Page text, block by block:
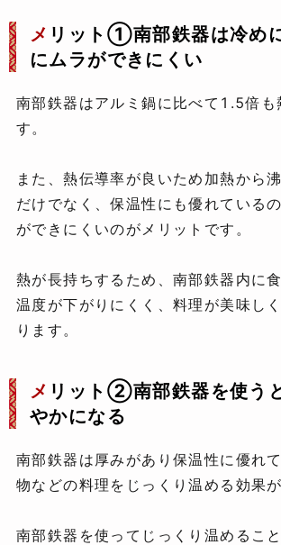
メ リット①南部鉄器は冷め
にムラができにくい
南部鉄器はアルミ鍋に比べて1.5倍も
す。
また、熱伝導率が良いため加熱から
だけでなく、保温性にも優れている
ができにくいのがメリットです。
熱が長持ちするため、南部鉄器内に
温度が下がりにくく、料理が美味し
ります。
メ リット②南部鉄器を使う
やかになる
南部鉄器は厚みがあり保温性に優れ
物などの料理をじっくり温める効果が
南部鉄器を使ってじっくり温めるこ